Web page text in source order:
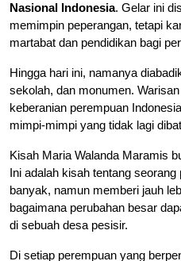
Nasional Indonesia. Gelar ini
memimpin peperangan, tetapi
martabat dan pendidikan bagi
Hingga hari ini, namanya
sekolah, dan monumen.
keberanian perempuan
mimpi-mimpi yang tidak lagi
Kisah Maria Walanda Maramis
Ini adalah kisah tentang
banyak, namun memberi jauh
bagaimana perubahan besar
di sebuah desa pesisir.
Di setiap perempuan yang